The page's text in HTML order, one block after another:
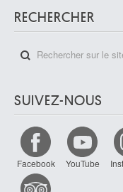
RECHERCHER
SUIVEZ-NOUS
Facebook YouTube